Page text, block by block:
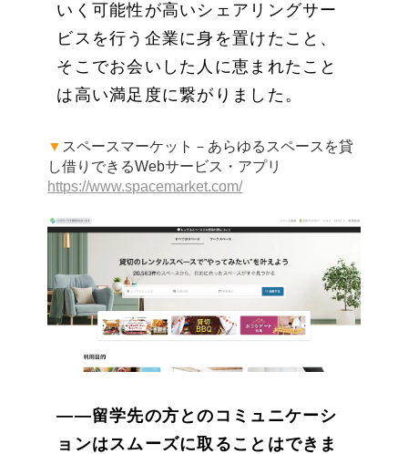
いく可能性が高いシェアリングサー
ビスを行う企業に身を置けたこと、
そこでお会いした人に恵まれたこと
は高い満足度に繋がりました。
▼ スペースマーケット－あらゆるスペースを貸
し借りできるWebサービス・アプリ
https://www.spacemarket.com/
――留学先の方とのコミュニケーシ
ョンはスムーズに取ることはできま